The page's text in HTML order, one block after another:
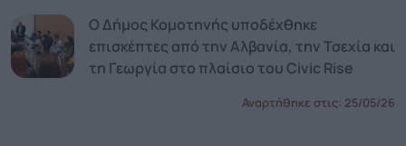
Ο Δήμος Κομοτηνής υποδέχθηκε
επισκέπτες από την Αλβανία, την Τσεχία και
τη Γεωργία στο πλαίσιο του Civic Rise
Αναρτήθηκε στις: 25/05/26